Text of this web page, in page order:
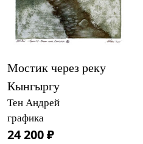
Мостик через реку
Кынгыргу
Тен Андрей
графика
24 200 ₽